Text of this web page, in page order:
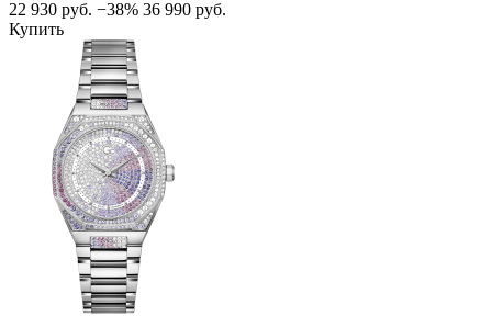
22 930 руб. −38% 36 990 руб.
Купить